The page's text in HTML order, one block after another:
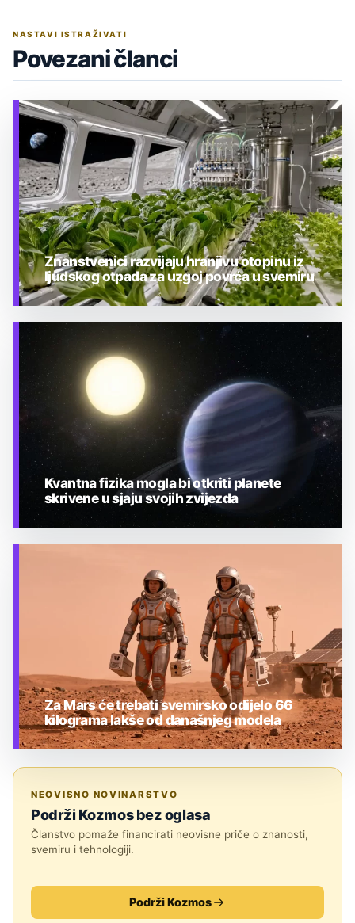
NASTAVI ISTRAŽIVATI
Povezani članci
TEHNOLOGIJA
Znanstvenici razvijaju hranjivu otopinu iz
ljudskog otpada za uzgoj povrća u svemiru
Kvantna fizika mogla bi otkriti planete
skrivene u sjaju svojih zvijezda
Za Mars će trebati svemirsko odijelo 66
kilograma lakše od današnjeg modela
NEOVISNO NOVINARSTVO
Podrži Kozmos bez oglasa
Članstvo pomaže financirati neovisne priče o znanosti,
svemiru i tehnologiji.
Podrži Kozmos